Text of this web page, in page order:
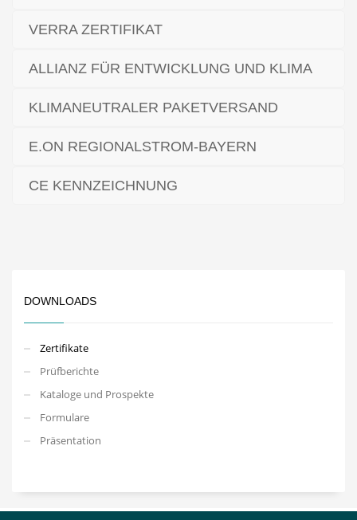
VERRA ZERTIFIKAT
ALLIANZ FÜR ENTWICKLUNG UND KLIMA
KLIMANEUTRALER PAKETVERSAND
E.ON REGIONALSTROM-BAYERN
CE KENNZEICHNUNG
DOWNLOADS
Zertifikate
Prüfberichte
Kataloge und Prospekte
Formulare
Präsentation